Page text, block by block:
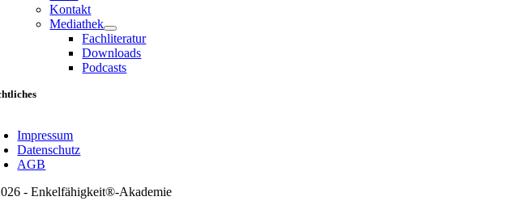
Kontakt
Mediathek
Fachliteratur
Downloads
Podcasts
Impressum
Datenschutz
AGB
- Enkelfähigkeit®-Akademie